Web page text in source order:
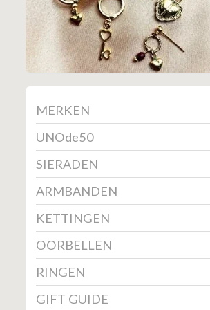
MERKEN
UNOde50
SIERADEN
ARMBANDEN
KETTINGEN
OORBELLEN
RINGEN
GIFT GUIDE